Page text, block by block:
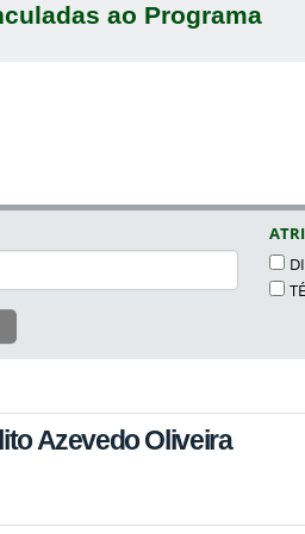
ao Programa
Azevedo Oliveira